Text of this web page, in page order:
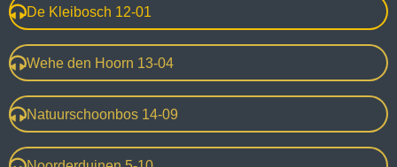
De Kleibosch 12-01
Wehe den Hoorn 13-04
Natuurschoonbos 14-09